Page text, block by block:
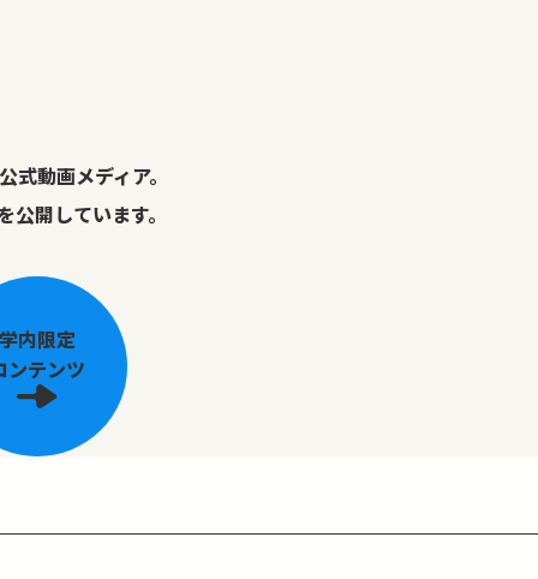
式動画メディア。
開しています。
学内限定
ンテンツ